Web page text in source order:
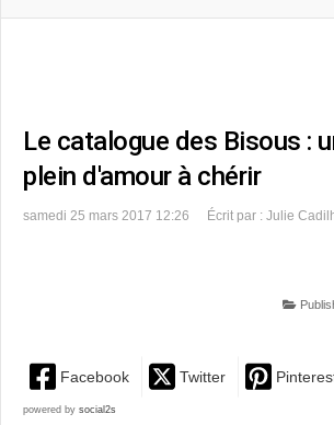
Le catalogue des Bisous :
plein d'amour à chérir
samedi 25 mars 2017 12:26 Écrit par : Julie
Facebook Twitter
powered by social2s